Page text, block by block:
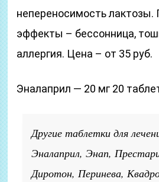
непереносимость лактозы.
эффекты – бессонница,
аллергия. Цена – от 35 руб.
Эналаприл — 20 мг 20
Другие таблетки для
Эналаприл, Энап,
Диротон, Перинева,